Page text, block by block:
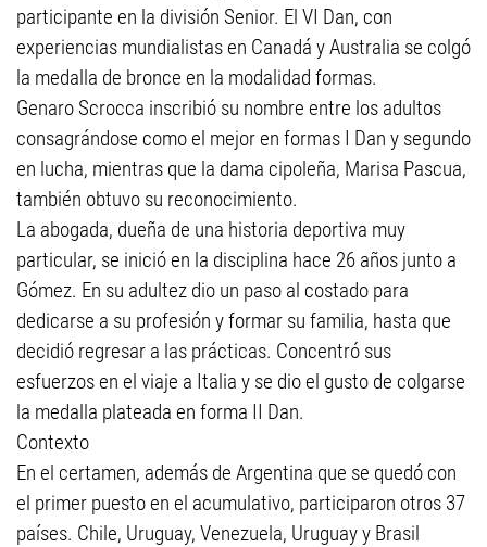
participante en la división Senior. El VI Dan, con
experiencias mundialistas en Canadá y Australia se colgó
la medalla de bronce en la modalidad formas.
Genaro Scrocca inscribió su nombre entre los adultos
consagrándose como el mejor en formas I Dan y segundo
en lucha, mientras que la dama cipoleña, Marisa Pascua,
también obtuvo su reconocimiento.
La abogada, dueña de una historia deportiva muy
particular, se inició en la disciplina hace 26 años junto a
Gómez. En su adultez dio un paso al costado para
dedicarse a su profesión y formar su familia, hasta que
decidió regresar a las prácticas. Concentró sus
esfuerzos en el viaje a Italia y se dio el gusto de colgarse
la medalla plateada en forma II Dan.
Contexto
En el certamen, además de Argentina que se quedó con
el primer puesto en el acumulativo, participaron otros 37
países. Chile, Uruguay, Venezuela, Uruguay y Brasil